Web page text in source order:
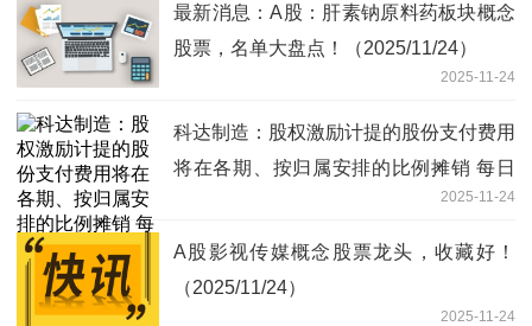
最新消息：A股：肝素钠原料药板块概念
股票，名单大盘点！（2025/11/24）
2025-11-24
科达制造：股权激励计提的股份支付费用
将在各期、按归属安排的比例摊销 每日
2025-11-24
A股影视传媒概念股票龙头，收藏好！
（2025/11/24）
2025-11-24